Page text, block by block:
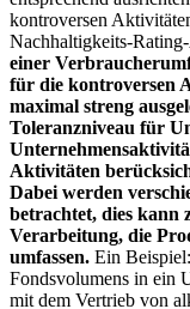
kontroversen
Nachhaltigkeits-
einer
für die kontroversen
maximal streng
Toleranzniveau für
Aktivitäten
Dabei werden
betrachtet, dies kann
Verarbeitung, die
umfassen. Ein
Fondsvolumens in ein
mit dem Vertrieb von